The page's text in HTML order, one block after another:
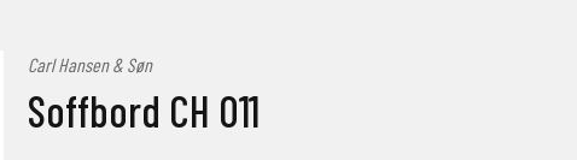
Carl Hansen & Søn
Soffbord CH 011